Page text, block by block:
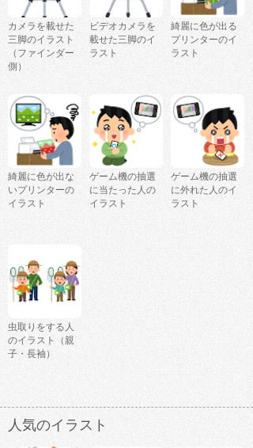
カメラを載せた
三脚のイラスト
（ファインダー
側）
ビデオカメラを
載せた三脚のイ
ラスト
綺麗に色が出る
プリンターのイ
ラスト
綺麗に色が出な
いプリンターの
イラスト
ゲーム機の抽選
に当たった人の
イラスト
ゲーム機の抽選
に外れた人のイ
ラスト
虫取りをする人
のイラスト（親
子・長袖）
人気のイラスト